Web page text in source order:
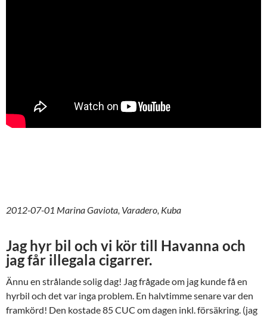
2012-07-01 Marina Gaviota, Varadero, Kuba
Jag hyr bil och vi kör till Havanna och
jag får illegala cigarrer.
Ännu en strålande solig dag! Jag frågade om jag kunde få en
hyrbil och det var inga problem. En halvtimme senare var den
framkörd! Den kostade 85 CUC om dagen inkl. försäkring. (jag